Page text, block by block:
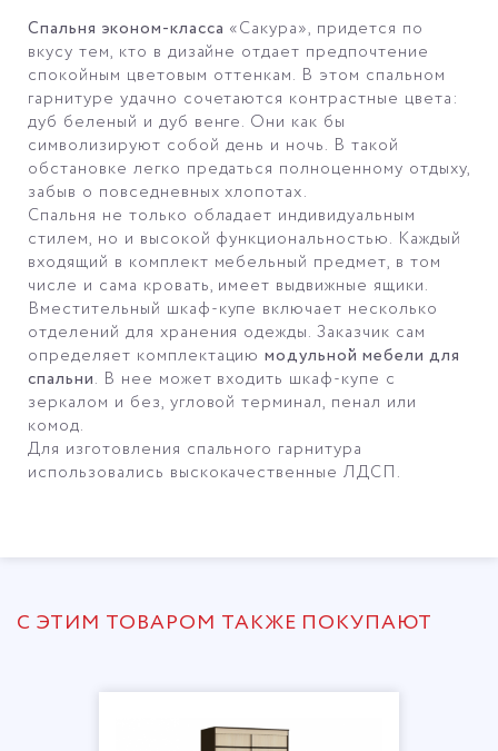
Спальня эконом-класса «Сакура», придется по
вкусу тем, кто в дизайне отдает предпочтение
спокойным цветовым оттенкам. В этом спальном
гарнитуре удачно сочетаются контрастные цвета:
дуб беленый и дуб венге. Они как бы
символизируют собой день и ночь. В такой
обстановке легко предаться полноценному отдыху,
забыв о повседневных хлопотах.
Спальня не только обладает индивидуальным
стилем, но и высокой функциональностью. Каждый
входящий в комплект мебельный предмет, в том
числе и сама кровать, имеет выдвижные ящики.
Вместительный шкаф-купе включает несколько
отделений для хранения одежды. Заказчик сам
определяет комплектациюмодульной мебели для
спальни. В нее может входить шкаф-купе с
зеркалом и без, угловой терминал, пенал или
комод.
Для изготовления спального гарнитура
использовались выскокачественные ЛДСП.
С ЭТИМ ТОВАРОМ ТАКЖЕ ПОКУПАЮТ